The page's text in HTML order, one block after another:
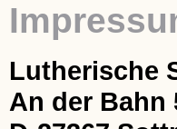
Lutherische
An der Bahn